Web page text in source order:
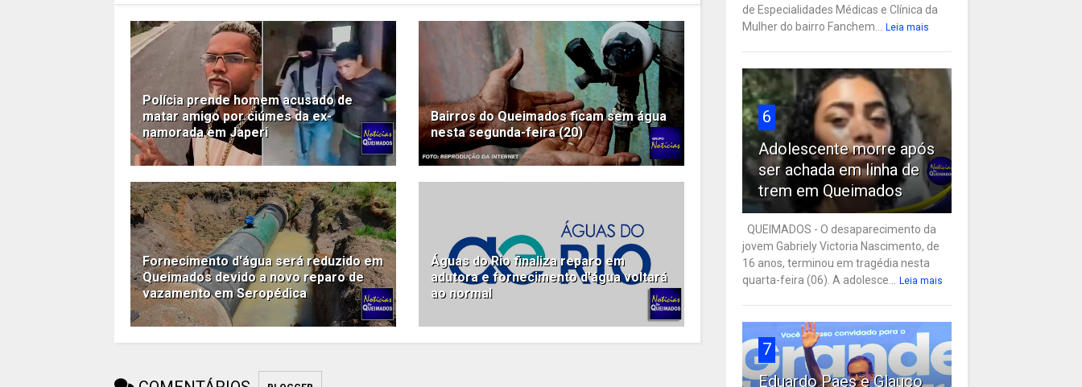
Polícia prende homem acusado de
matar amigo por ciúmes da ex-
namorada em Japeri
Bairros do Queimados ficam sem água
nesta segunda-feira (20)
Fornecimento d'água será reduzido em
Queimados devido a novo reparo de
vazamento em Seropédica
Águas do Rio finaliza reparo em
adutora e fornecimento d'água voltará
ao normal
de Especialidades Médicas e Clínica da
Mulher do bairro Fanchem...
Leia mais
6
Adolescente morre após
ser achada em linha de
trem em Queimados
QUEIMADOS - O desaparecimento da
jovem Gabriely Victoria Nascimento, de
16 anos, terminou em tragédia nesta
quarta-feira (06). A adolesce...
Leia mais
7
Eduardo Paes e Glauco